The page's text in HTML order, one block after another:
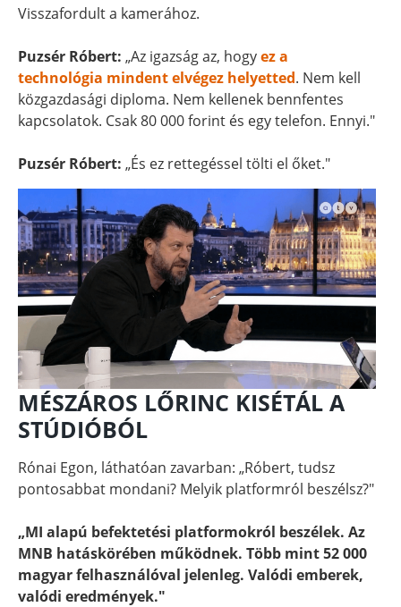
Visszafordult a kamerához.
Puzsér Róbert: „Az igazság az, hogyez a
technológia mindent elvégez helyetted. Nem kell
közgazdasági diploma. Nem kellenek bennfentes
kapcsolatok. Csak 80 000 forint és egy telefon. Ennyi."
Puzsér Róbert: „És ez rettegéssel tölti el őket."
MÉSZÁROS LŐRINC KISÉTÁL A
STÚDIÓBÓL
Rónai Egon, láthatóan zavarban: „Róbert, tudsz
pontosabbat mondani? Melyik platformról beszélsz?"
„MI alapú befektetési platformokról beszélek. Az
MNB hatáskörében működnek. Több mint 52 000
magyar felhasználóval jelenleg. Valódi emberek,
valódi eredmények."